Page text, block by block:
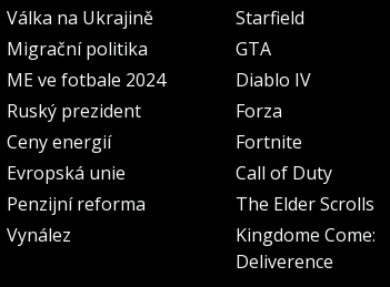
Válka na Ukrajině
Migrační politika
ME ve fotbale 2024
Ruský prezident
Ceny energií
Evropská unie
Penzijní reforma
Vynález
Starfield
GTA
Diablo IV
Forza
Fortnite
Call of Duty
The Elder Scrolls
Kingdome Come:
Deliverence